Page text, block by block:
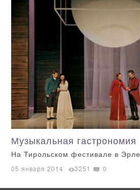
Музыкальная гастрономия
На Тирольском фестивале в Эрле
05 января 2014 3251 0